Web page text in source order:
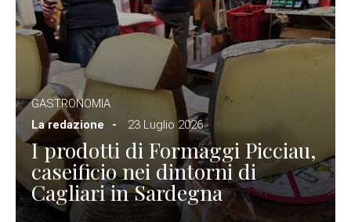
GASTRONOMIA
La redazione
23 Luglio 2026
I prodotti di Formaggi Picciau,
caseificio nei dintorni di
Cagliari in Sardegna